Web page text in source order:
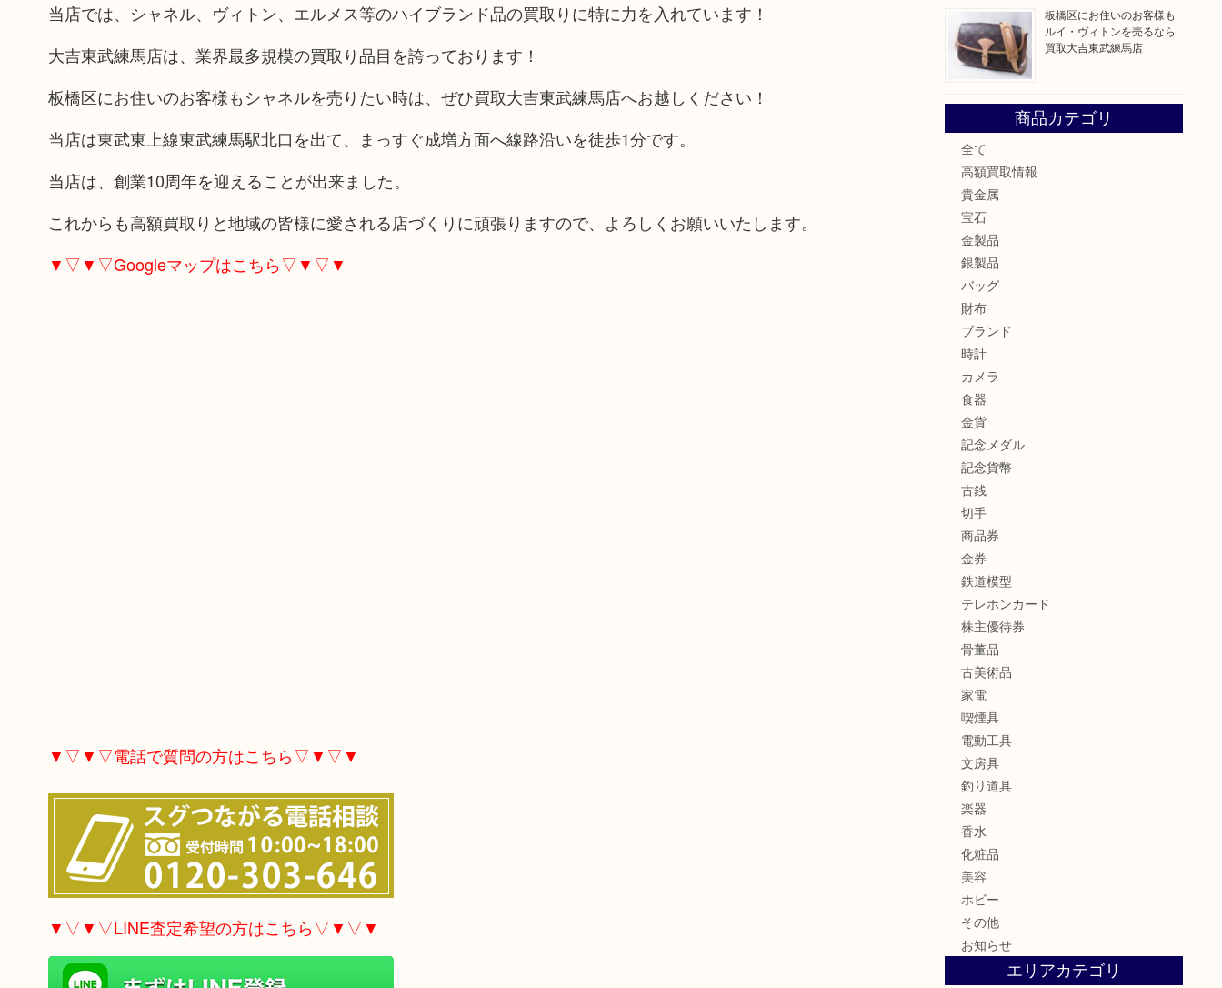
当店では、シャネル、ヴィトン、エルメス等のハイブランド品の買取りに特に力を入れています！
大吉東武練馬店は、業界最多規模の買取り品目を誇っております！
板橋区にお住いのお客様もシャネルを売りたい時は、ぜひ買取大吉東武練馬店へお越しください！
当店は東武東上線東武練馬駅北口を出て、まっすぐ成増方面へ線路沿いを徒歩1分です。
当店は、創業10周年を迎えることが出来ました。
これからも高額買取りと地域の皆様に愛される店づくりに頑張りますので、よろしくお願いいたします。
▼▽▼▽Googleマップはこちら▽▼▽▼
▼▽▼▽電話で質問の方はこちら▽▼▽▼
▼▽▼▽LINE査定希望の方はこちら▽▼▽▼
板橋区にお住いのお客様も
ルイ・ヴィトンを売るなら
買取大吉東武練馬店
商品カテゴリ
全て
高額買取情報
貴金属
宝石
金製品
銀製品
バッグ
財布
ブランド
時計
カメラ
食器
金貨
記念メダル
記念貨幣
古銭
切手
商品券
金券
鉄道模型
テレホンカード
株主優待券
骨董品
古美術品
家電
喫煙具
電動工具
文房具
釣り道具
楽器
香水
化粧品
美容
ホビー
その他
お知らせ
エリアカテゴリ